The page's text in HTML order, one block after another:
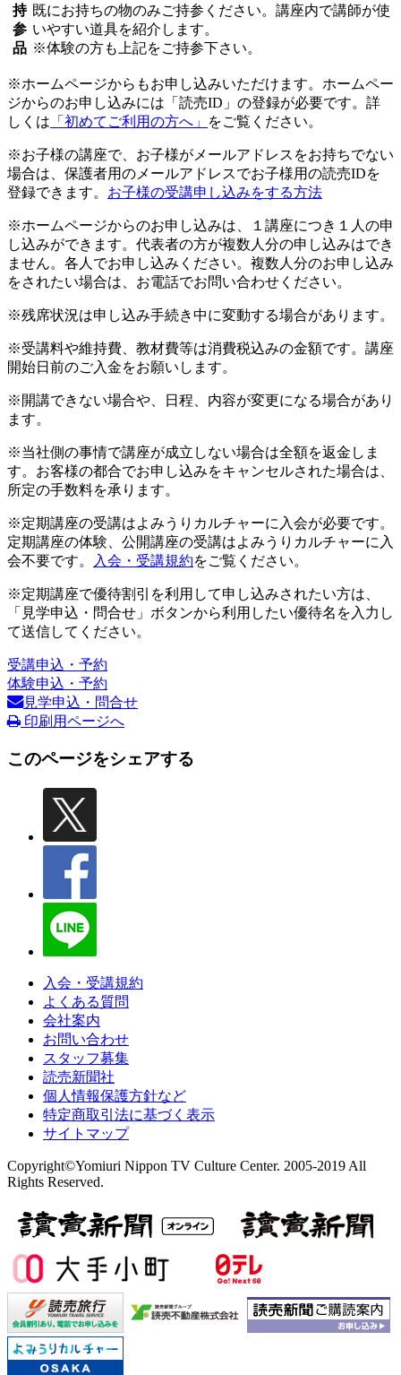
持
参
品
既にお持ちの物のみご持参ください。講座内で講師が使
いやすい道具を紹介します。
※体験の方も上記をご持参下さい。
※ホームページからもお申し込みいただけます。ホームペー
ジからのお申し込みには「読売ID」の登録が必要です。詳
しくは 「初めてご利用の方へ」 をご覧ください。
※お子様の講座で、お子様がメールアドレスをお持ちでない
場合は、保護者用のメールアドレスでお子様用の読売IDを
登録できます。 お子様の受講申し込みをする方法
※ホームページからのお申し込みは、１講座につき１人の申
し込みができます。代表者の方が複数人分の申し込みはでき
ません。各人でお申し込みください。複数人分のお申し込み
をされたい場合は、お電話でお問い合わせください。
※残席状況は申し込み手続き中に変動する場合があります。
※受講料や維持費、教材費等は消費税込みの金額です。講座
開始日前のご入金をお願いします。
※開講できない場合や、日程、内容が変更になる場合があり
ます。
※当社側の事情で講座が成立しない場合は全額を返金しま
す。お客様の都合でお申し込みをキャンセルされた場合は、
所定の手数料を承ります。
※定期講座の受講はよみうりカルチャーに入会が必要です。
定期講座の体験、公開講座の受講はよみうりカルチャーに入
会不要です。
入会・受講規約をご覧ください。
※定期講座で優待割引を利用して申し込みされたい方は、
「見学申込・問合せ」ボタンから利用したい優待名を入力し
て送信してください。
受講申込・予約
体験申込・予約
見学申込・問合せ
印刷用ページへ
このページをシェアする
入会・受講規約
よくある質問
会社案内
お問い合わせ
スタッフ募集
読売新聞社
個人情報保護方針など
特定商取引法に基づく表示
サイトマップ
Copyright©Yomiuri Nippon TV Culture Center. 2005-2019 All
Rights Reserved.